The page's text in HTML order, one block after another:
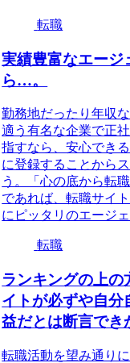
転職
実績豊富なエージ
ら…。
勤務地だったり年収
適う有名な企業で正
指すなら、安心でき
に登録することから
う。「心の底から転
であれば、転職サイ
にピッタリのエージ
転職
ランキングの上の
イトが必ずや自分
益だとは断言でき
転職活動を望み通り